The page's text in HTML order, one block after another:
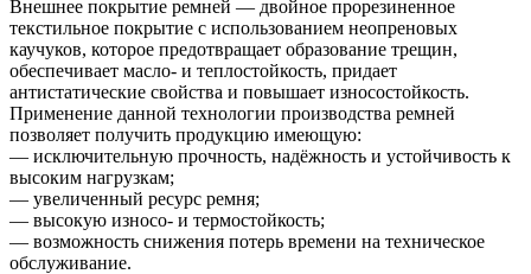
Внешнее покрытие ремней — двойное прорезиненное
текстильное покрытие с использованием неопреновых
каучуков, которое предотвращает образование трещин,
обеспечивает масло- и теплостойкость, придает
антистатические свойства и повышает износостойкость.
Применение данной технологии производства ремней
позволяет получить продукцию имеющую:
— исключительную прочность, надёжность и устойчивость к
высоким нагрузкам;
— увеличенный ресурс ремня;
— высокую износо- и термостойкость;
— возможность снижения потерь времени на техническое
обслуживание.